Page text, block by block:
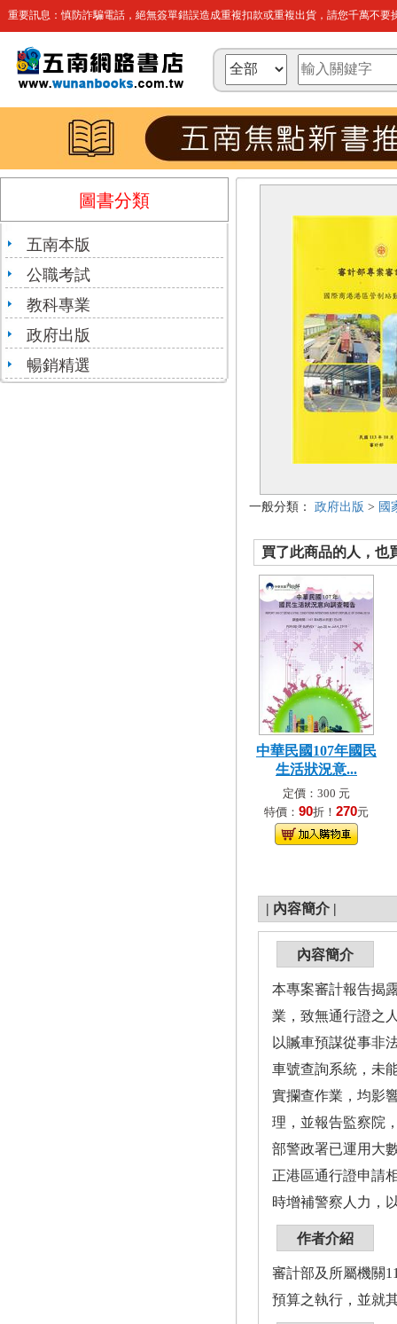
重要訊息：慎防詐騙電話，絕無簽單錯誤造成重複扣款或重複出貨，請您千萬不要
圖書分類
五南本版
公職考試
教科專業
政府出版
暢銷精選
一般分類： 政府出版 > 國
買了此商品的人，也
中華民國107年國民
生活狀況意...
定價：300 元
特價： 90折！ 270元
| 內容簡介 |
內容簡介
本專案審計報告揭
業，致無通行證之
以贓車預謀從事非
車號查詢系統，未
實攔查作業，均影
理，並報告監察院
部警政署已運用大
正港區通行證申請
時增補警察人力，
作者介紹
審計部及所屬機關
預算之執行，並就